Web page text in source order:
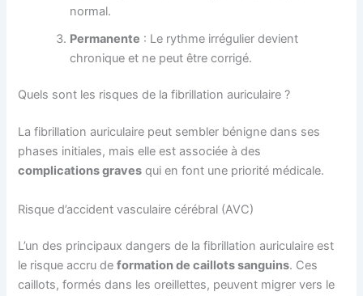
normal.
Permanente : Le rythme irrégulier devient
chronique et ne peut être corrigé.
Quels sont les risques de la fibrillation auriculaire ?
La fibrillation auriculaire peut sembler bénigne dans ses
phases initiales, mais elle est associée à des
complications graves qui en font une priorité médicale.
Risque d’accident vasculaire cérébral (AVC)
L’un des principaux dangers de la fibrillation auriculaire est
le risque accru deformation de caillots sanguins. Ces
caillots, formés dans les oreillettes, peuvent migrer vers le